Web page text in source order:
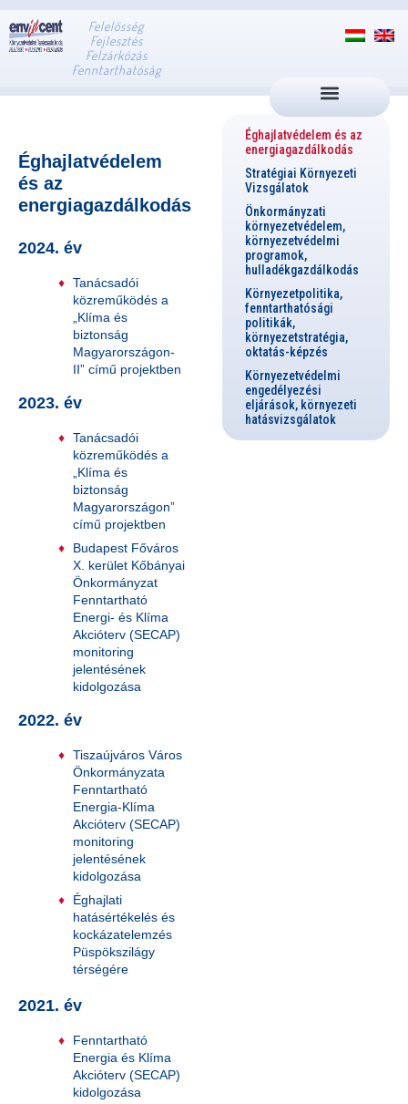
Felelősség
Fejlesztés
Felzárkózás
Fenntarthatóság
Éghajlatvédelem és az
energiagazdálkodás
Stratégiai Környezeti
Vizsgálatok
Önkormányzati
környezetvédelem,
környezetvédelmi
programok,
hulladékgazdálkodás
Környezetpolitika,
fenntarthatósági
politikák,
környezetstratégia,
oktatás-képzés
Környezetvédelmi
engedélyezési
eljárások, környezeti
hatásvizsgálatok
Éghajlatvédelem
és az
energiagazdálkodás
2024. év
Tanácsadói
közreműködés a
„Klíma és
biztonság
Magyarországon-
II” című projektben
2023. év
Tanácsadói
közreműködés a
„Klíma és
biztonság
Magyarországon”
című projektben
Budapest Főváros
X. kerület Kőbányai
Önkormányzat
Fenntartható
Energi- és Klíma
Akcióterv (SECAP)
monitoring
jelentésének
kidolgozása
2022. év
Tiszaújváros Város
Önkormányzata
Fenntartható
Energia-Klíma
Akcióterv (SECAP)
monitoring
jelentésének
kidolgozása
Éghajlati
hatásértékelés és
kockázatelemzés
Püspökszilágy
térségére
2021. év
Fenntartható
Energia és Klíma
Akcióterv (SECAP)
kidolgozása